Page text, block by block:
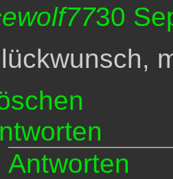
30
Antworten